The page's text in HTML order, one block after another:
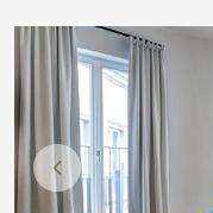
Vorherige